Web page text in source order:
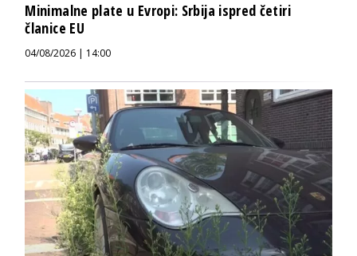
Minimalne plate u Evropi: Srbija ispred četiri
članice EU
04/08/2026 | 14:00